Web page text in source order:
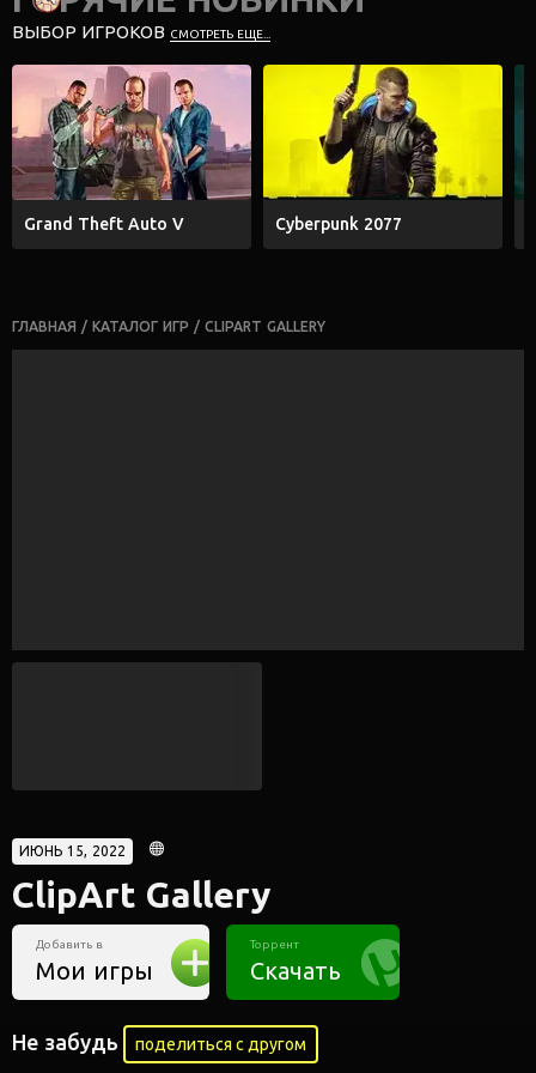
ВЫБОР ИГРОКОВ СМОТРЕТЬ ЕЩЕ...
Grand Theft Auto V Cyberpunk 2077
ГЛАВНАЯ / КАТАЛОГ ИГР / CLIPART GALLERY
ИЮНЬ 15, 2022
ClipArt Gallery
Добавить в
Мои игры
Торрент
Скачать
Не забудь поделиться с другом